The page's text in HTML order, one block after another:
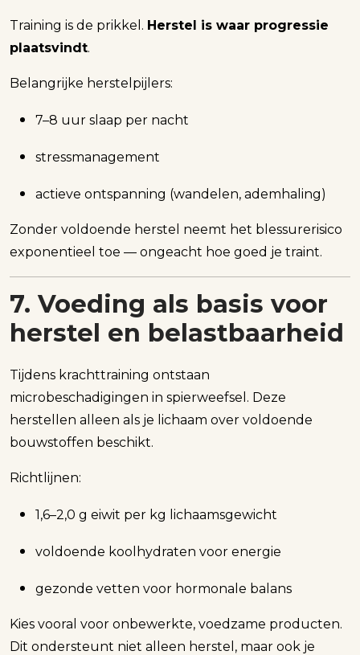
Training is de prikkel. Herstel is waar progressie
plaatsvindt.
Belangrijke herstelpijlers:
7–8 uur slaap per nacht
stressmanagement
actieve ontspanning (wandelen, ademhaling)
Zonder voldoende herstel neemt het blessurerisico
exponentieel toe — ongeacht hoe goed je traint.
7. Voeding als basis voor
herstel en belastbaarheid
Tijdens krachttraining ontstaan
microbeschadigingen in spierweefsel. Deze
herstellen alleen als je lichaam over voldoende
bouwstoffen beschikt.
Richtlijnen:
1,6–2,0 g eiwit per kg lichaamsgewicht
voldoende koolhydraten voor energie
gezonde vetten voor hormonale balans
Kies vooral voor onbewerkte, voedzame producten.
Dit ondersteunt niet alleen herstel, maar ook je